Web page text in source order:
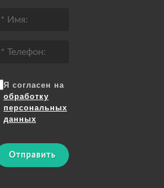
Я согласен на
обработку
персональных
данных
Отправить